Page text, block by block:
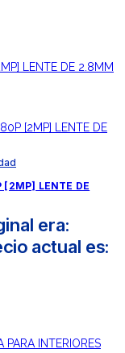
[2MP] LENTE DE
era:
actual es: